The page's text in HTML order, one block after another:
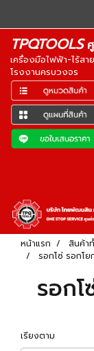
TPQTOOLSศู
เครื่องมือไฟฟ้า-ไร้ส
โรงงานครบวงจร
หน้าแรก สินค้า
รอกโซ่ รอกโ
รอก
เรียงตาม